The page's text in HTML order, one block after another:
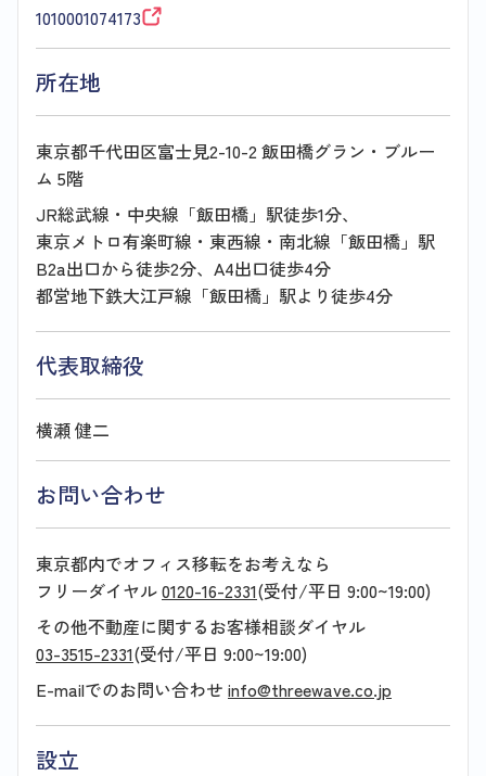
1010001074173
所在地
東京都千代田区富士見2-10-2 飯田橋グラン・ブルー
ム 5階
JR総武線・中央線「飯田橋」駅徒歩1分、
東京メトロ有楽町線・東西線・南北線「飯田橋」駅
B2a出口から徒歩2分、A4出口徒歩4分
都営地下鉄大江戸線「飯田橋」駅より徒歩4分
代表取締役
横瀬 健二
お問い合わせ
東京都内でオフィス移転をお考えなら
フリーダイヤル0120-16-2331(受付/平日 9:00~19:00)
その他不動産に関するお客様相談ダイヤル
03-3515-2331(受付/平日 9:00~19:00)
E-mailでのお問い合わせ info@threewave.co.jp
設立